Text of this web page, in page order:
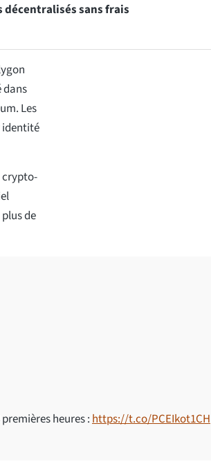
décentralisés sans frais
dans
Les
identité
crypto-
de
heures :https://t.co/PCEIkot1CH